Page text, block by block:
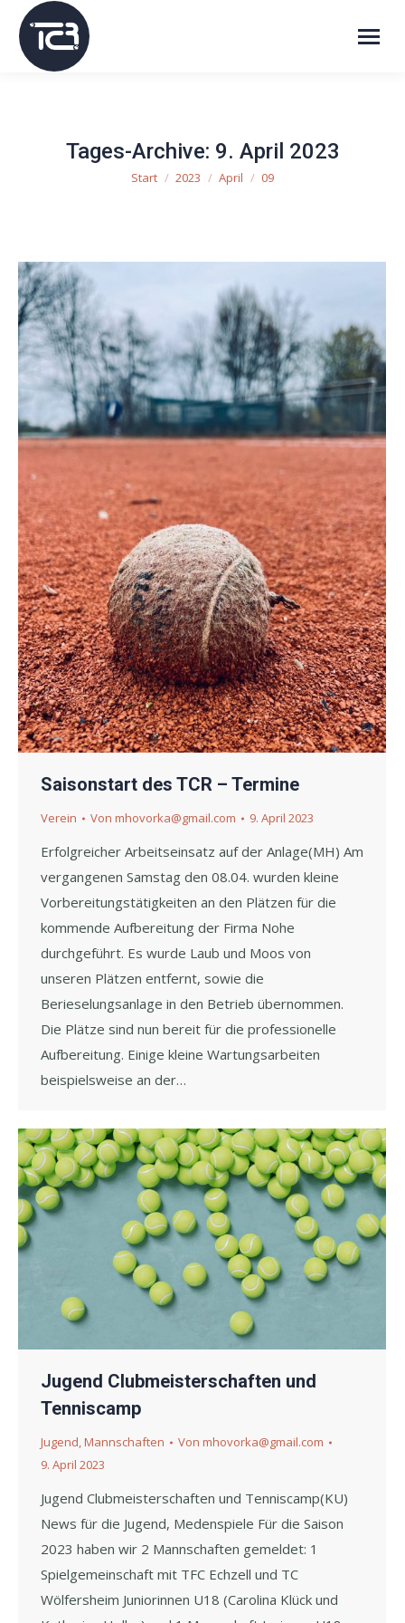
Tages-Archive: 9. April 2023
Sie befinden sich hier:
Start 2023 April 09
Saisonstart des TCR – Termine
Verein Von mhovorka@gmail.com 9. April 2023
Erfolgreicher Arbeitseinsatz auf der Anlage(MH) Am
vergangenen Samstag den 08.04. wurden kleine
Vorbereitungstätigkeiten an den Plätzen für die
kommende Aufbereitung der Firma Nohe
durchgeführt. Es wurde Laub und Moos von
unseren Plätzen entfernt, sowie die
Berieselungsanlage in den Betrieb übernommen.
Die Plätze sind nun bereit für die professionelle
Aufbereitung. Einige kleine Wartungsarbeiten
beispielsweise an der…
Jugend Clubmeisterschaften und
Tenniscamp
Jugend,Mannschaften Von mhovorka@gmail.com
9. April 2023
Jugend Clubmeisterschaften und Tenniscamp(KU)
News für die Jugend, Medenspiele Für die Saison
2023 haben wir 2 Mannschaften gemeldet: 1
Spielgemeinschaft mit TFC Echzell und TC
Wölfersheim Juniorinnen U18 (Carolina Klück und